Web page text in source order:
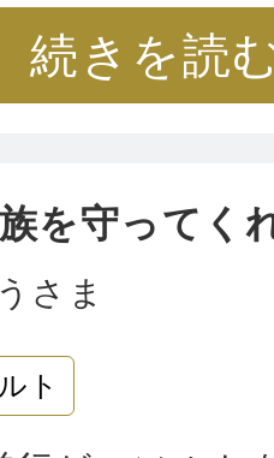
、怒ってい
ずと言って
いう事です。
額転売され
かなか難し
続きを読
を守ってく
さま
ト